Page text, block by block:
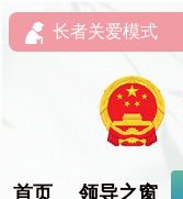
长者关爱模式
首页 领导之窗